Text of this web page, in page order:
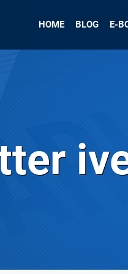
HOME BLOG E-